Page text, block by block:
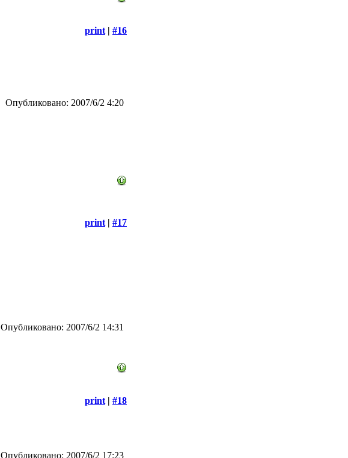
print | #16
Опубликовано: 2007/6/2 4:20
print | #17
Опубликовано: 2007/6/2 14:31
print | #18
Опубликовано: 2007/6/2 17:23